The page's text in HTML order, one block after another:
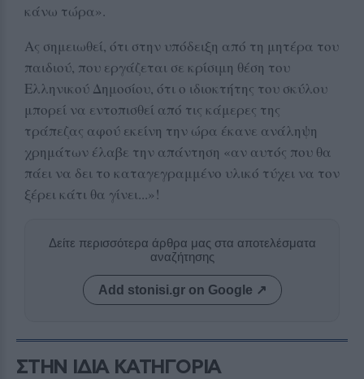
κάνω τώρα».
Ας σημειωθεί, ότι στην υπόδειξη από τη μητέρα του
παιδιού, που εργάζεται σε κρίσιμη θέση του
Ελληνικού Δημοσίου, ότι ο ιδιοκτήτης του σκύλου
μπορεί να εντοπισθεί από τις κάμερες της
τράπεζας αφού εκείνη την ώρα έκανε ανάληψη
χρημάτων έλαβε την απάντηση «αν αυτός που θα
πάει να δει το καταγεγραμμένο υλικό τύχει να τον
ξέρει κάτι θα γίνει...»!
Δείτε περισσότερα άρθρα μας στα αποτελέσματα
αναζήτησης
Add stonisi.gr on Google ↗
ΣΤΗΝ ΙΔΙΑ ΚΑΤΗΓΟΡΙΑ